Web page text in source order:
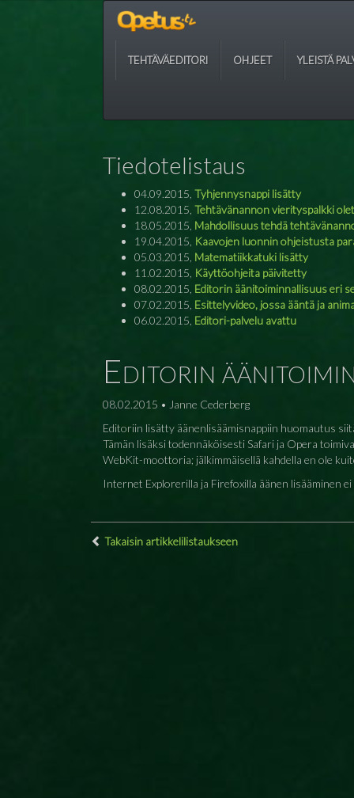
TEHTÄVÄEDITORI OHJEET YLEISTÄ
Tiedotelistaus
04.09.2015, Tyhjennysnappi lisätty
12.08.2015, Tehtävänannon vierityspalkki
18.05.2015, Mahdollisuus tehdä
19.04.2015, Kaavojen luonnin ohjeistusta
05.03.2015, Matematiikkatuki lisätty
11.02.2015, Käyttöohjeita päivitetty
08.02.2015, Editorin äänitoiminnallisuus eri
07.02.2015, Esittelyvideo, jossa ääntä ja
06.02.2015, Editori-palvelu avattu
Editorin
08.02.2015 • Janne Cederberg
Editoriin lisätty äänenlisäämisnappiin huomautus
Tämän lisäksi todennäköisesti Safari ja Opera
WebKit-moottoria; jälkimmäisellä kahdella en ole
Internet Explorerilla ja Firefoxilla äänen lisääminen
Takaisin artikkelilistaukseen